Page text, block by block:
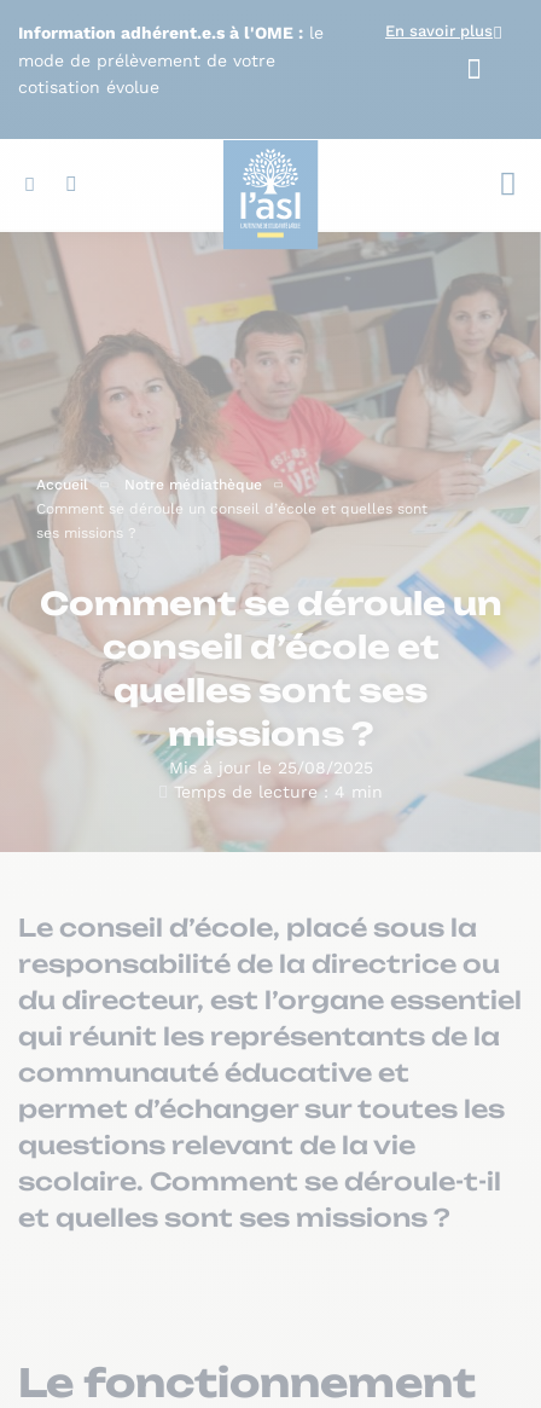
Information adhérent.e.s à l'OME : le
mode de prélèvement de votre
cotisation évolue
En savoir plus
Accueil
Notre médiathèque
Comment se déroule un conseil d’école et quelles sont
ses missions ?
Comment se déroule un
conseil d’école et
quelles sont ses
missions ?
Mis à jour le 25/08/2025
Temps de lecture : 4 min
Le conseil d’école, placé sous la
responsabilité de la directrice ou
du directeur, est l’organe essentiel
qui réunit les représentants de la
communauté éducative et
permet d’échanger sur toutes les
questions relevant de la vie
scolaire. Comment se déroule-t-il
et quelles sont ses missions ?
Le fonctionnement